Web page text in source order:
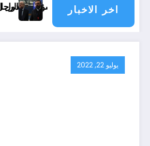
اخر الاخبار
مسؤولية الدول الأطراف
الرجل الذي يقود ملف
يوليو 22, 2022